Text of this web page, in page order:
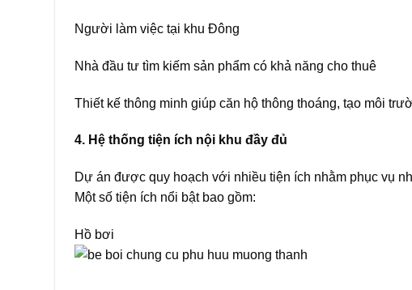
Người làm việc tại khu Đông
Nhà đầu tư tìm kiếm sản phẩm có khả năng cho thuê
Thiết kế thông minh giúp căn hộ thông thoáng, tạo môi
4. Hệ thống tiện ích nội khu đầy đủ
Dự án được quy hoạch với nhiều tiện ích nhằm phục vụ
Một số tiện ích nổi bật bao gồm:
Hồ bơi